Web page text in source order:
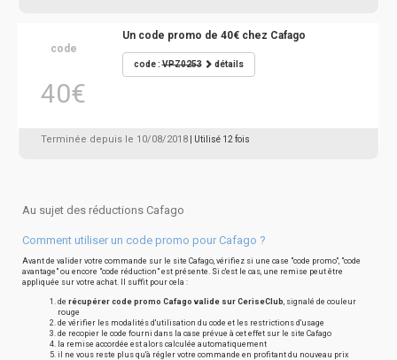
code
40€
Un code promo de 40€ chez Cafago
code :VPZ0253 détails
Terminée depuis le 10/08/2018 | Utilisé 12 fois
Au sujet des réductions Cafago
Comment utiliser un code promo pour Cafago ?
Avant de valider votre commande sur le site Cafago, vérifiez si une case "code promo", "code
avantage" ou encore "code réduction" est présente. Si c'est le cas, une remise peut être
appliquée sur votre achat. Il suffit pour cela :
de récupérer code promo Cafago valide sur CeriseClub, signalé de couleur
rouge
de vérifier les modalités d'utilisation du code et les restrictions d'usage
de recopier le code fourni dans la case prévue à cet effet sur le site Cafago
la remise accordée est alors calculée automatiquement
il ne vous reste plus qu'à régler votre commande en profitant du nouveau prix